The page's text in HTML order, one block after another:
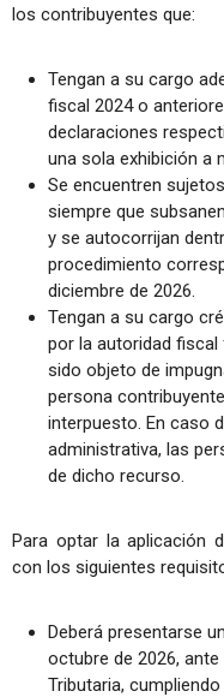
los contribuyentes que:
Tengan a su cargo
fiscal 2024 o
declaraciones
una sola exhibición a
Se encuentren
siempre que
y se autocorrijan
procedimiento
diciembre de 2026.
Tengan a su cargo
por la autoridad
sido objeto de
persona
interpuesto. En caso
administrativa, las
de dicho recurso.
Para optar la aplicación
con los siguientes
Deberá presentarse
octubre de 2026,
Tributaria,